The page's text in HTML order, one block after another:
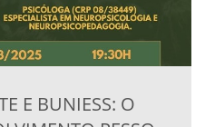
E BUNIESS: O